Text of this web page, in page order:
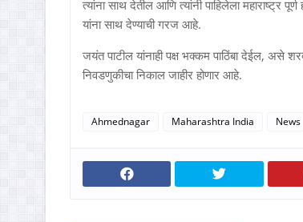
त्यांना साथ देतील आणि त्यांनी पाहिलेला महाराष्ट्र
यांना साथ देण्याची गरज आहे.
जयंत पाटील यांनाही पक्ष भक्कम पाठिंबा देईल, असे
निवडणुकीचा निकाल जाहीर होणार आहे.
Ahmednagar Maharashtra India News